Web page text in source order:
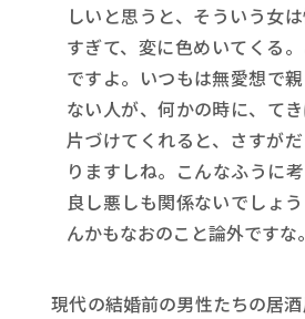
しいと思うと、そういう女
すぎて、変に色めいてくる
ですよ。いつもは無愛想で
ない人が、何かの時に、て
片づけてくれると、さすが
りますしね。こんなふうに
良し悪しも関係ないでしょ
んかもなおのこと論外ですな。
現代の結婚前の男性たちの居